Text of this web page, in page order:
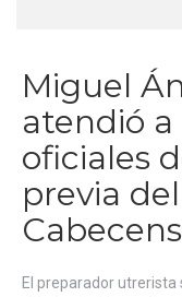
Miguel
atendió
oficiales
previa
El preparador